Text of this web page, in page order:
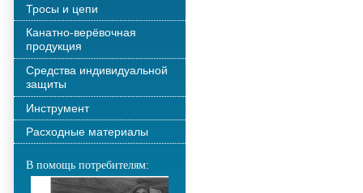
Тросы и цепи
Канатно-верёвочная
продукция
Средства индивидуальной
защиты
Инструмент
Расходные материалы
В помощь потребителям: